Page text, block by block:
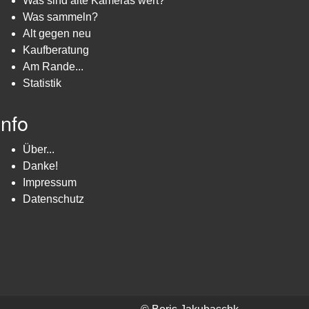
Was sammeln?
Alt gegen neu
Kaufberatung
Am Rande...
Statistik
Über...
Danke!
Impressum
Datenschutz